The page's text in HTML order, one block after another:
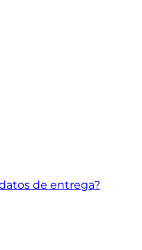
de entrega?